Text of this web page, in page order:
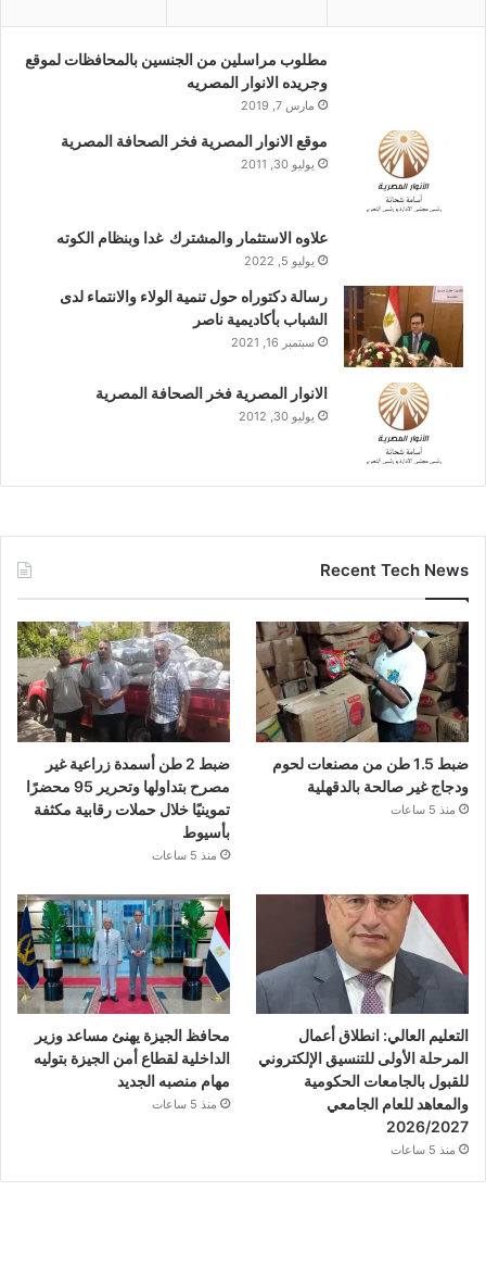
مطلوب مراسلين من الجنسين بالمحافظات لموقع
وجريده الانوار المصريه
مارس 7, 2019
موقع الانوار المصرية فخر الصحافة المصرية
يوليو 30, 2011
علاوه الاستثمار والمشترك غدا وبنظام الكوته
يوليو 5, 2022
رسالة دكتوراه حول تنمية الولاء والانتماء لدى
الشباب بأكاديمية ناصر
سبتمبر 16, 2021
الانوار المصرية فخر الصحافة المصرية
يوليو 30, 2012
Recent Tech News
ضبط 1.5 طن من مصنعات لحوم
ودجاج غير صالحة بالدقهلية
منذ 5 ساعات
ضبط 2 طن أسمدة زراعية غير
مصرح بتداولها وتحرير 95 محضرًا
تموينيًا خلال حملات رقابية مكثفة
بأسيوط
منذ 5 ساعات
التعليم العالي: انطلاق أعمال
المرحلة الأولى للتنسيق الإلكتروني
للقبول بالجامعات الحكومية
والمعاهد للعام الجامعي
2026/2027
منذ 5 ساعات
محافظ الجيزة يهنئ مساعد وزير
الداخلية لقطاع أمن الجيزة بتوليه
مهام منصبه الجديد
منذ 5 ساعات